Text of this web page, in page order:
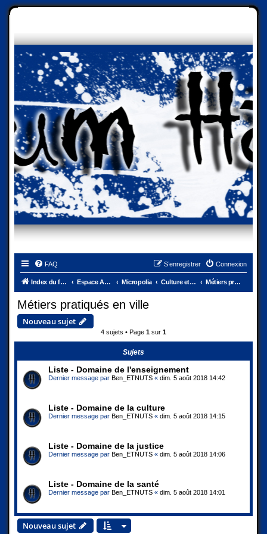
FAQ Connexion
S’enregistrer
Index du forum Espace Ambassades Micropolia Culture et vie de la ville Métiers pratiqués en ville
Métiers pratiqués en ville
Nouveau sujet
4 sujets • Page 1 sur 1
Sujets
Liste - Domaine de l'enseignement
Dernier message par Ben_ETNUTS « dim. 5 août 2018 14:42
Liste - Domaine de la culture
Dernier message par Ben_ETNUTS « dim. 5 août 2018 14:15
Liste - Domaine de la justice
Dernier message par Ben_ETNUTS « dim. 5 août 2018 14:06
Liste - Domaine de la santé
Dernier message par Ben_ETNUTS « dim. 5 août 2018 14:01
Nouveau sujet